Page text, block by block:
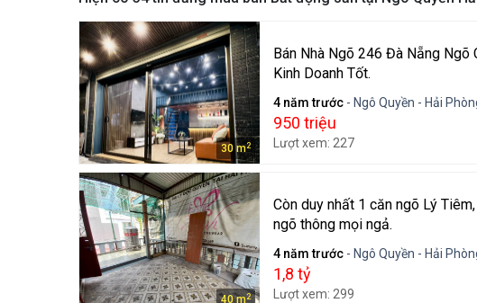
30 m2
Bán Nhà Ngõ 246 Đà Nẵng Ngõ
Kinh Doanh Tốt.
4 năm trước - Ngô Quyền - Hải
950 triệu
Lượt xem: 227
40 m2
Còn duy nhất 1 căn ngõ Lý
ngõ thông mọi ngả.
4 năm trước - Ngô Quyền - Hải
1,8 tỷ
Lượt xem: 299